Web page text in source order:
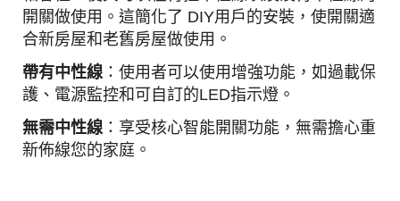
開關做使用。 這簡化了 DIY用戶的安裝，使開關適
合新房屋和老舊房屋做使用。
帶有中性線：使用者可以使用增強功能，如過載保
護、電源監控和可自訂的LED指示燈。
無需中性線：享受核心智能開關功能，無需擔心重
新佈線您的家庭。